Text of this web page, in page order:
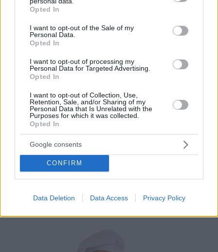
grant or deny consent to Google and its third-party tags to
use your data for below specified purposes in below Google
consent section.
Opted In
I want to opt-out of the Sale of my
Personal Data.
Opted In
I want to opt-out of processing my
Personal Data for Targeted Advertising.
Opted In
I want to opt-out of Collection, Use,
Retention, Sale, and/or Sharing of my
Personal Data that Is Unrelated with the
Purposes for which it was collected.
Opted In
Google consents
CONFIRM
Data Deletion Data Access Privacy Policy
Pásate a la carta digital QR. Nuestra sistema es
cómodo, rápido, sencillo y elegante. Con la carta
digital tus clientes accederán a todo el
contenido de tu carta de manera visual e
interactiva.
ayudar a tu negocio a adaptarse a las
circunstancias actuales que nuestro país está
viviendo. Contamos con una carta de servicios
que pueden ayudarte a aminorar las cargas de
trabajo en tu negocio o empresa para que
puedas ofrecer a tus clientes la seguridad y el
digital para quedarse. Menú digital QR para el